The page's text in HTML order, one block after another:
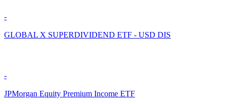
-
GLOBAL X SUPERDIVIDEND ETF - USD DIS
-
JPMorgan Equity Premium Income ETF